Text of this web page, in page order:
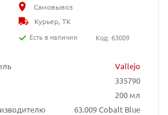
Vallejo
335790
200 мл
63.009 Cobalt Blue
Самовывоз
Курьер, ТК
Есть в наличии
Код: 63009